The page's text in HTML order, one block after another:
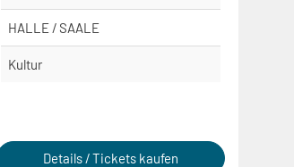
HALLE / SAALE
Kultur
Details / Tickets kaufen